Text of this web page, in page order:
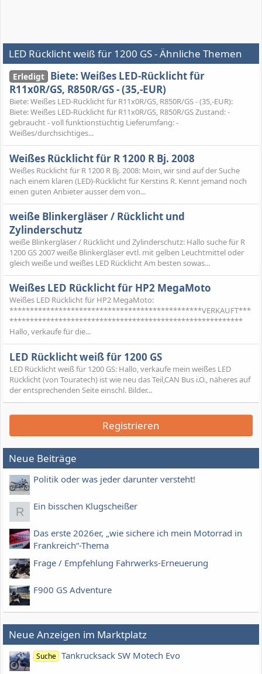
LED Rücklicht weiß für 1200 GS - Ähnliche Themen
Erledigt Biete: Weißes LED-Rücklicht für
R11x0R/GS, R850R/GS - (35,-EUR)
Biete: Weißes LED-Rücklicht für R11x0R/GS, R850R/GS - (35,-EUR):
Biete: Weißes LED-Rücklicht für R11x0R/GS, R850R/GS Zustand: -
gebraucht - voll funktionstüchtig Lieferumfang: -
Weißes/durchsichtiges...
Weißes Rücklicht für R 1200 R Bj. 2008
Weißes Rücklicht für R 1200 R Bj. 2008: Moin, wir sind auf der Suche
nach einem klaren (LED)-Rücklicht für Kerstins R. Kennt jemand noch
einen guten Anbieter ausser dem von...
weiße Blinkergläser / Rücklicht und
Zylinderschutz
weiße Blinkergläser / Rücklicht und Zylinderschutz: Hallo suche für R
1200 GS 2007 weiße Blinkergläser evtl. mit gelben Leuchtmittel oder
gleich weiße und weißes LED Rücklicht Am besten sowas...
Weißes LED Rücklicht für HP2 MegaMoto
Weißes LED Rücklicht für HP2 MegaMoto:
***********************************************VERKAUFT***
*********************************************************
Hallo, verkaufe für die...
LED Rücklicht weiß für 1200 GS
LED Rücklicht weiß für 1200 GS: Hallo, verkaufe mein weißes LED
Rücklicht (von Touratech) ist wie neu das Teil,CAN Bus i.O., näheres auf
der entsprechenden Seite einschl. Bilder...
Registrieren
Neue Beiträge
Politik oder was jeder darunter versteht!
R Ein bisschen Klugscheißer
Das erste 2026er, „wie sichere ich mein Motorrad in
Frankreich“-Thema
Frage / Empfehlung Fahrwerks-Erneuerung
F900 GS Adventure
Neue Anzeigen im Marktplatz
Suche Tankrucksack SW Motech Evo